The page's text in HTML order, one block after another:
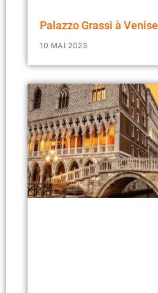
Palazzo Grassi à Venise
10 MAI 2023